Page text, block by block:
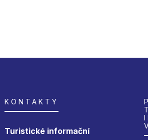
KONTAKTY
Turistické informační